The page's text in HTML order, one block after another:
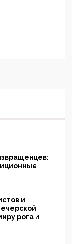
и
рога и